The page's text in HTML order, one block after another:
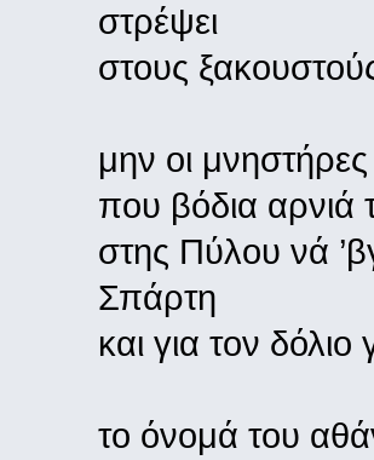
στρέψει
στους
μην οι
που βόδια αρνιά
στης Πύλου νά
Σπάρτη
και για τον
το όνομά του